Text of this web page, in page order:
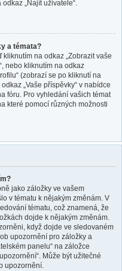
„Najít uživatele“.
a témata?
na odkaz „Zobrazit vaše
nebo kliknutím na odkaz
(zobrazí se po kliknutí na
„Vaše příspěvky“ v nabídce
fóru. Pro vyhledání vašich témat
které pomocí různých možnosti
jako záložky ve vašem
v tématu k nějakým změnám. V
tématu, což znamená, že
dojde k nějakým změnám.
když dojde ve sledovaném
upozornění pro záložky a
panelu“ na záložce
Může být užitečné
upozornění.